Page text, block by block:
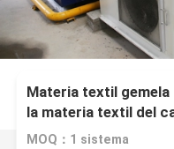
Materia textil gemela
la materia textil del
grados
MOQ：1 sistema